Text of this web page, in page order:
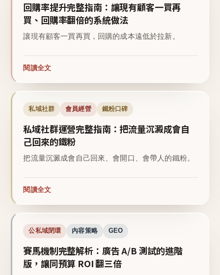
回購率提升完整指南：讓現有顧客一買再
買、回購率翻倍的系統做法
讓現有顧客一買再買，回購的成本遠低於拉新。
閱讀全文
私域社群 會員經營 鐵粉口碑
私域社群運營完整指南：把流量沉澱成會自
己回來的鐵粉
把流量沉澱成會自己回來、會開口、會帶人的鐵粉。
閱讀全文
公私域閉環 內容策略 GEO
賽馬機制完整解析：廣告 A/B 測試的進階
版，讓同預算 ROI 翻三倍